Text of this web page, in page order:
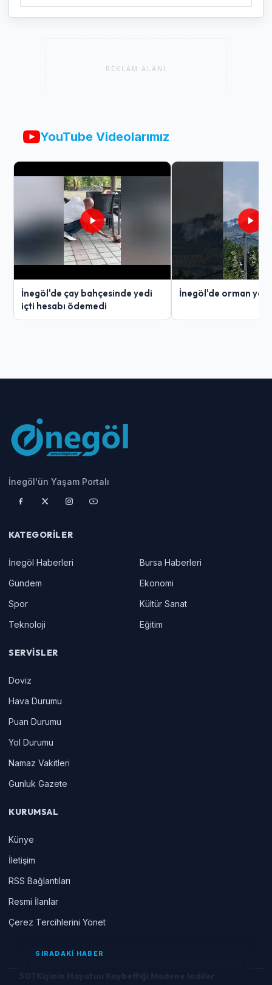
REKLAM ALANI
YouTube Videolarımız
İnegöl'de çay bahçesinde yedi
içti hesabı ödemedi
İnegöl'de orman
İnegöl'ün Yaşam Portalı
KATEGORILER
İnegöl Haberleri
Bursa Haberleri
Gündem
Ekonomi
Spor
Kültür Sanat
Teknoloji
Eğitim
SERVISLER
Doviz
Hava Durumu
Puan Durumu
Yol Durumu
Namaz Vakitleri
Gunluk Gazete
KURUMSAL
Künye
İletişim
RSS Bağlantıları
Resmi İlanlar
Çerez Tercihlerini Yönet
SIRADAKİ HABER